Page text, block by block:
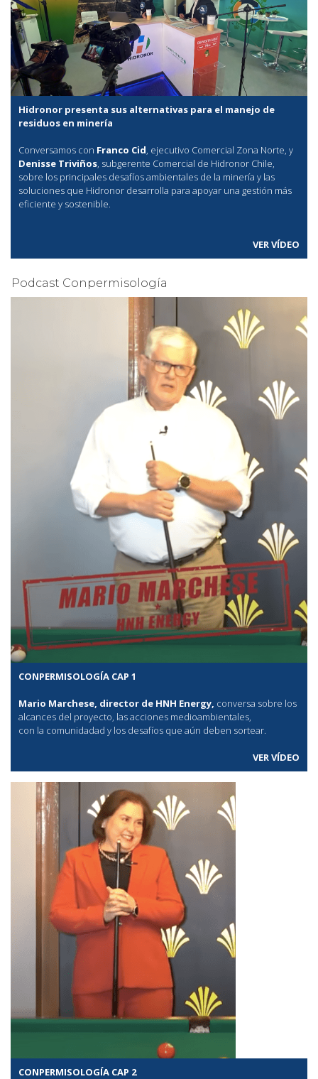
Hidronor presenta sus alternativas para el manejo de
residuos en minería
Conversamos con Franco Cid, ejecutivo Comercial Zona Norte, y
Denisse Triviños, subgerente Comercial de Hidronor Chile,
sobre los principales desafíos ambientales de la minería y las
soluciones que Hidronor desarrolla para apoyar una gestión más
eficiente y sostenible.
VER VÍDEO
Podcast Conpermisología
CONPERMISOLOGÍA CAP 1
Mario Marchese, director de HNH Energy, conversa sobre los
alcances del proyecto, las acciones medioambientales,
con la comunidadad y los desafíos que aún deben sortear.
VER VÍDEO
CONPERMISOLOGÍA CAP 2